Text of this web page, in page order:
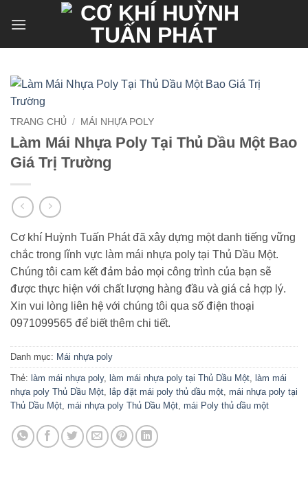
qua
TRANG CHỦ / MÁI NHỰA POLY
Làm Mái Nhựa Poly Tại Thủ Dầu Một Bao
Giá Trị Trường
Cơ khí Huỳnh Tuấn Phát đã xây dựng một danh tiếng vững
chắc trong lĩnh vực làm mái nhựa poly tại Thủ Dầu Một.
Chúng tôi cam kết đảm bảo mọi công trình của bạn sẽ
được thực hiện với chất lượng hàng đầu và giá cả hợp lý.
Xin vui lòng liên hệ với chúng tôi qua số điện thoại
0971099565 để biết thêm chi tiết.
Danh mục: Mái nhựa poly
Thẻ: làm mái nhựa poly, làm mái nhựa poly tại Thủ Dầu Một, làm mái
nhựa poly Thủ Dầu Một, lắp đặt mái poly thủ dầu một, mái nhựa poly tại
Thủ Dầu Một, mái nhựa poly Thủ Dầu Một, mái Poly thủ dầu một